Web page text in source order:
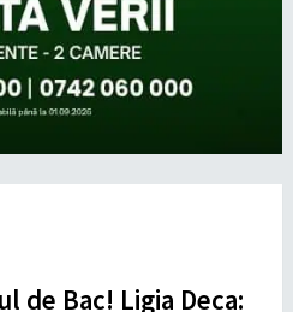
de Bac! Ligia Deca: